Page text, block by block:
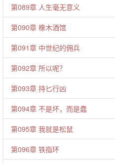
第089章 人生毫无意义
第090章 橡木酒馆
第091章 中世纪的佣兵
第092章 所以呢？
第093章 持匕行凶
第094章 不是坏，而是蠢
第095章 我就是松鼠
第096章 铁指环